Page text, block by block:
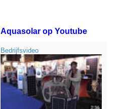
Aquasolar op Youtube
Bedrijfsvideo